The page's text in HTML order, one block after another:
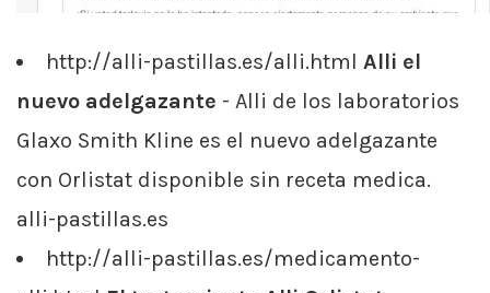
http://alli-pastillas.es/alli.html Alli el
nuevo adelgazante - Alli de los laboratorios
Glaxo Smith Kline es el nuevo adelgazante
con Orlistat disponible sin receta medica.
alli-pastillas.es
http://alli-pastillas.es/medicamento-